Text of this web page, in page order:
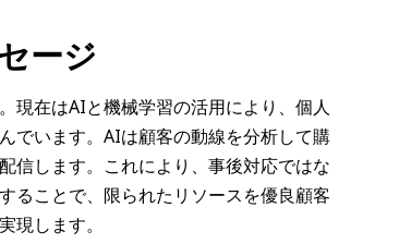
ージ
現在はAIと機械学習の活用により、個人
でいます。AIは顧客の動線を分析して購
信します。これにより、事後対応ではな
ることで、限られたリソースを優良顧客
現します。